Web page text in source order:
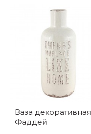
Ваза декоративная
Фаддей